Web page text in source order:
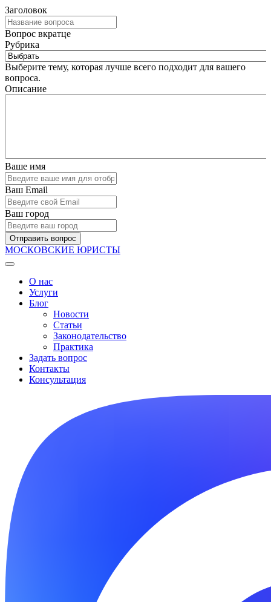
Заголовок
Вопрос вкратце
Рубрика
Выберите тему, которая лучше всего подходит для вашего
вопроса.
Описание
Ваше имя
Ваш Email
Ваш город
Отправить вопрос
МОСКОВСКИЕ ЮРИСТЫ
О нас
Услуги
Блог
Новости
Статьи
Законодательство
Практика
Задать вопрос
Контакты
Консультация